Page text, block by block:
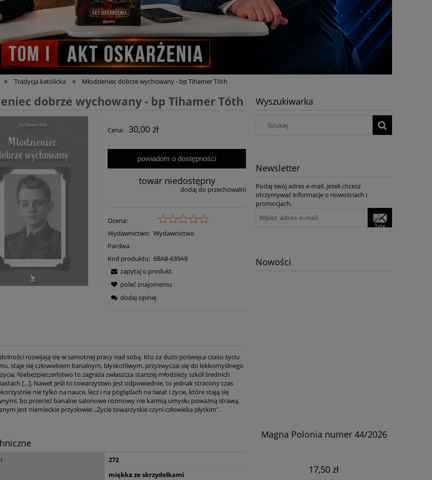
» Tradycja katolicka » Młodzieniec dobrze wychowany - bp Tihamer Tóth
dobrze wychowany - bp Tihamer Tóth
Cena: 30,00 zł
powiadom o dostępności
towar niedostępny
dodaj do przechowalni
Ocena:
Wydawnictwo: Wydawnictwo
Pardwa
Kod produktu: 6BA8-639A9
zapytaj o produkt
poleć znajomemu
dodaj opinię
rozwijają się w samotnej pracy nad sobą. Kto za dużo poświęca czasu życiu
staje się człowiekiem banalnym, błyskotliwym, przyzwyczai się do lekkomyślnego
Niebezpieczeństwo to zagraża zwłaszcza starszej młodzieży szkół średnich
[…]. Nawet jeśli to towarzystwo jest odpowiednie, to jednak stracony czas
nie tylko na nauce, lecz i na poglądach na świat i życie, które stają się
bo przecież banalne salonowe rozmowy nie karmią umysłu poważną strawą.
jest niemieckie przysłowie: „Życie towarzyskie czyni człowieka płytkim".
272
miękka ze skrzydełkami
Wyszukiwarka
Newsletter
Podaj swój adres e-mail, jeżeli chcesz
otrzymywać informacje o nowościach i
promocjach.
Nowości
Magna Polonia numer 44/2026
17,50 zł